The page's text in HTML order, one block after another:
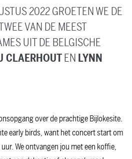
2022 GROETEN WE DE
VAN DE MEEST
UIT DE BELGISCHE
CLAERHOUTEN LYNN
over de prachtige Bijlokesite.
early birds, want het concert start om
We ontvangen jou met een koffie,